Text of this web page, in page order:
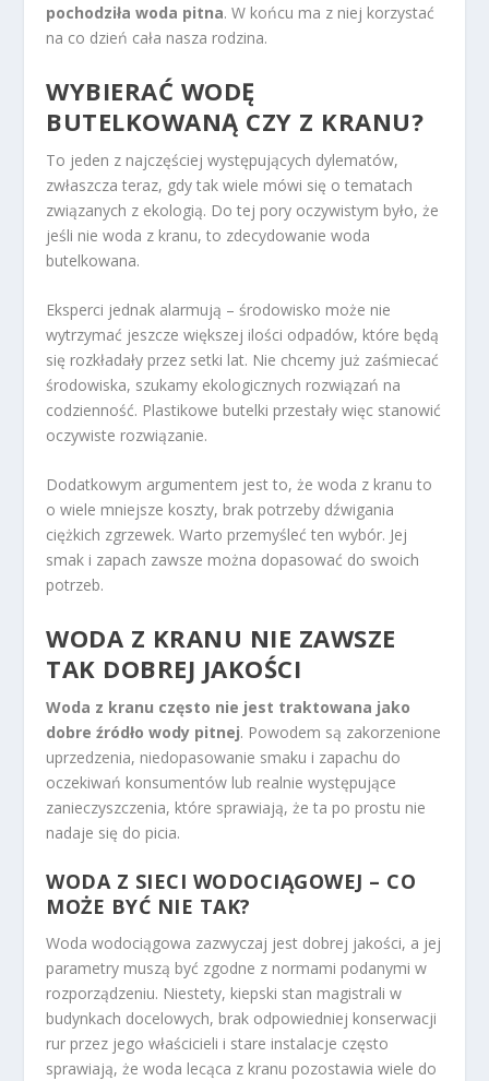
pochodziła woda pitna. W końcu ma z niej korzystać
na co dzień cała nasza rodzina.
WYBIERAĆ WODĘ
BUTELKOWANĄ CZY Z KRANU?
To jeden z najczęściej występujących dylematów,
zwłaszcza teraz, gdy tak wiele mówi się o tematach
związanych z ekologią. Do tej pory oczywistym było, że
jeśli nie woda z kranu, to zdecydowanie woda
butelkowana.
Eksperci jednak alarmują – środowisko może nie
wytrzymać jeszcze większej ilości odpadów, które będą
się rozkładały przez setki lat. Nie chcemy już zaśmiecać
środowiska, szukamy ekologicznych rozwiązań na
codzienność. Plastikowe butelki przestały więc stanowić
oczywiste rozwiązanie.
Dodatkowym argumentem jest to, że woda z kranu to
o wiele mniejsze koszty, brak potrzeby dźwigania
ciężkich zgrzewek. Warto przemyśleć ten wybór. Jej
smak i zapach zawsze można dopasować do swoich
potrzeb.
WODA Z KRANU NIE ZAWSZE
TAK DOBREJ JAKOŚCI
Woda z kranu często nie jest traktowana jako
dobre źródło wody pitnej. Powodem są zakorzenione
uprzedzenia, niedopasowanie smaku i zapachu do
oczekiwań konsumentów lub realnie występujące
zanieczyszczenia, które sprawiają, że ta po prostu nie
nadaje się do picia.
WODA Z SIECI WODOCIĄGOWEJ – CO
MOŻE BYĆ NIE TAK?
Woda wodociągowa zazwyczaj jest dobrej jakości, a jej
parametry muszą być zgodne z normami podanymi w
rozporządzeniu. Niestety, kiepski stan magistrali w
budynkach docelowych, brak odpowiedniej konserwacji
rur przez jego właścicieli i stare instalacje często
sprawiają, że woda lecąca z kranu pozostawia wiele do